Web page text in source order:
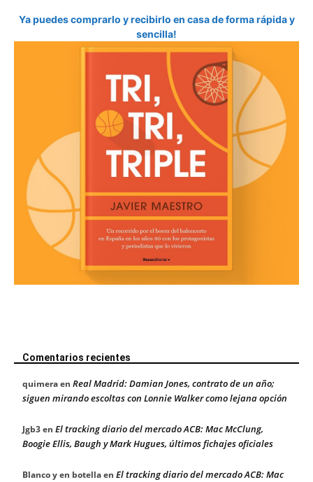
Ya puedes comprarlo y recibirlo en casa de forma rápida y
sencilla!
Comentarios recientes
quimeraen Real Madrid: Damian Jones, contrato de un año;
siguen mirando escoltas con Lonnie Walker como lejana opción
Jgb3en El tracking diario del mercado ACB: Mac McClung,
Boogie Ellis, Baugh y Mark Hugues, últimos fichajes oficiales
Blanco y en botellaen El tracking diario del mercado ACB: Mac